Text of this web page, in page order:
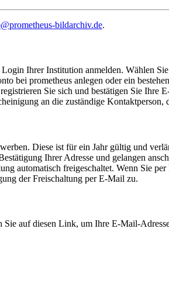
bildarchiv.de.
Ihrer Institution anmelden. Wählen
bei prometheus anlegen oder ein
Sie sich und bestätigen Sie
an die zuständige
Diese ist für ein Jahr gültig und
Ihrer Adresse und gelangen
automatisch freigeschaltet. Wenn Sie
der Freischaltung per E-Mail zu.
auf diesen Link, um Ihre E-Mail-